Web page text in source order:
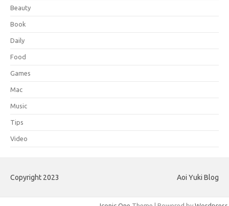
Beauty
Book
Daily
Food
Games
Mac
Music
Tips
Video
Copyright 2023 Aoi Yuki Blog